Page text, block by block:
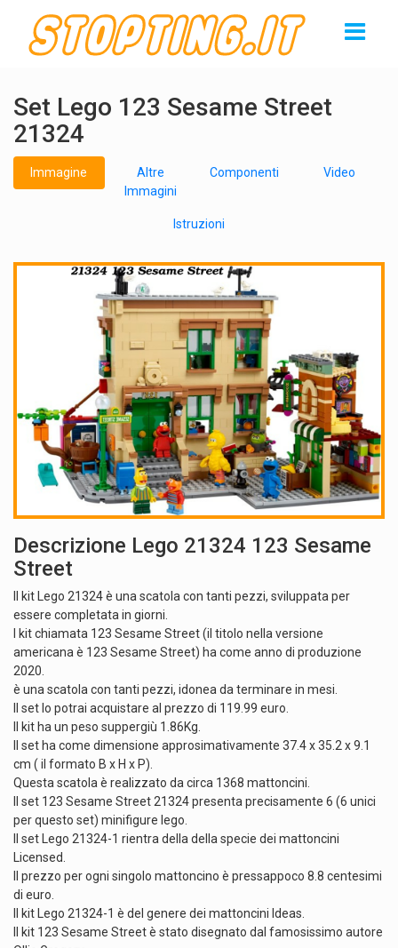
Set Lego 123 Sesame Street
21324
Immagine
Altre
Immagini
Componenti Video
Istruzioni
Descrizione Lego 21324 123 Sesame
Street
Il kit Lego 21324 è una scatola con tanti pezzi, sviluppata per
essere completata in giorni.
I kit chiamata 123 Sesame Street (il titolo nella versione
americana è 123 Sesame Street) ha come anno di produzione
2020.
è una scatola con tanti pezzi, idonea da terminare in mesi.
Il set lo potrai acquistare al prezzo di 119.99 euro.
Il kit ha un peso suppergiù 1.86Kg.
Il set ha come dimensione approsimativamente 37.4 x 35.2 x 9.1
cm ( il formato B x H x P).
Questa scatola è realizzato da circa 1368 mattoncini.
Il set 123 Sesame Street 21324 presenta precisamente 6 (6 unici
per questo set) minifigure lego.
Il set Lego 21324-1 rientra della della specie dei mattoncini
Licensed.
Il prezzo per ogni singolo mattoncino è pressappoco 8.8 centesimi
di euro.
Il kit Lego 21324-1 è del genere dei mattoncini Ideas.
Il kit 123 Sesame Street è stato disegnato dal famosissimo autore